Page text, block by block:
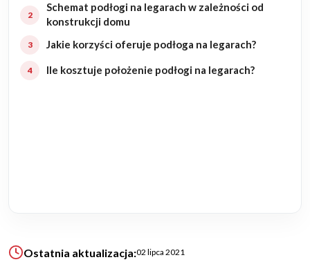
Rezydencje
Rozbudowa
Ogrody
Schemat podłogi na legarach w zależności od
konstrukcji domu
Jakie korzyści oferuje podłoga na legarach?
Ile kosztuje położenie podłogi na legarach?
Ostatnia aktualizacja:02 lipca 2021